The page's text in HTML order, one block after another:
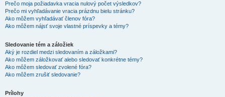
Prečo moja požiadavka vracia nulový počet výsledkov?
Prečo mi vyhľadávanie vracia prázdnu bielu stránku?
Ako môžem vyhľadávať členov fóra?
Ako môžem nájsť svoje vlastné príspevky a témy?
Sledovanie tém a záložiek
Aký je rozdiel medzi sledovaním a záložkami?
Ako môžem záložkovať alebo sledovať konkrétne témy?
Ako môžem sledovať zvolené fóra?
Ako môžem zrušiť sledovanie?
Prílohy